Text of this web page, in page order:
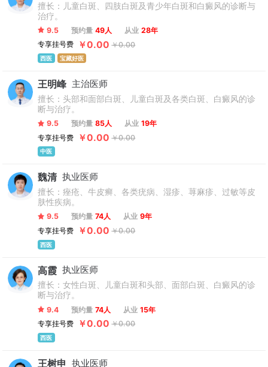
擅长：儿童白斑、四肢白斑及青少年白斑和白癜风的诊断与
治疗。
9.5 预约量 49人 从业 28年
专享挂号费
￥0.00 ￥0.00
西医 宝藏好医
王明峰 主治医师
擅长：头部和面部白斑、儿童白斑及各类白斑、白癜风的诊
断与治疗。
9.5 预约量 85人 从业 19年
专享挂号费
￥0.00 ￥0.00
中医
魏清 执业医师
擅长：痤疮、牛皮癣、各类疣病、湿疹、荨麻疹、过敏等皮
肤性疾病。
9.5 预约量 74人 从业 9年
专享挂号费
￥0.00 ￥0.00
西医
高霞 执业医师
擅长：女性白斑、儿童白斑和头部、面部白斑、白癜风的诊
断与治疗。
9.4 预约量 74人 从业 15年
专享挂号费
￥0.00 ￥0.00
西医
王树申 执业医师